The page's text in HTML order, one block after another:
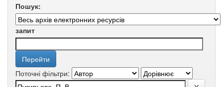
Пошук:
запит
Поточні фільтри: